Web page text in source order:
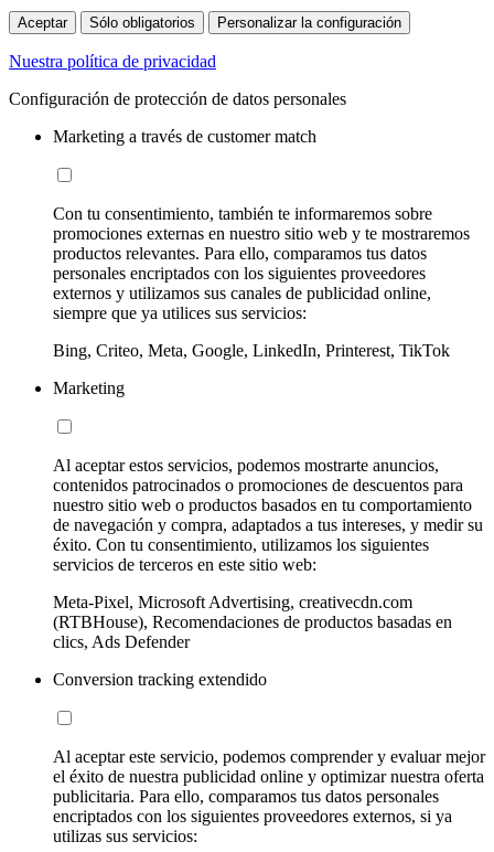
Aceptar Sólo obligatorios Personalizar la configuración
Nuestra política de privacidad
Configuración de protección de datos personales
Marketing a través de customer match
Con tu consentimiento, también te informaremos sobre
promociones externas en nuestro sitio web y te mostraremos
productos relevantes. Para ello, comparamos tus datos
personales encriptados con los siguientes proveedores
externos y utilizamos sus canales de publicidad online,
siempre que ya utilices sus servicios:
Bing, Criteo, Meta, Google, LinkedIn, Printerest, TikTok
Marketing
Al aceptar estos servicios, podemos mostrarte anuncios,
contenidos patrocinados o promociones de descuentos para
nuestro sitio web o productos basados en tu comportamiento
de navegación y compra, adaptados a tus intereses, y medir su
éxito. Con tu consentimiento, utilizamos los siguientes
servicios de terceros en este sitio web:
Meta-Pixel, Microsoft Advertising, creativecdn.com
(RTBHouse), Recomendaciones de productos basadas en
clics, Ads Defender
Conversion tracking extendido
Al aceptar este servicio, podemos comprender y evaluar mejor
el éxito de nuestra publicidad online y optimizar nuestra oferta
publicitaria. Para ello, comparamos tus datos personales
encriptados con los siguientes proveedores externos, si ya
utilizas sus servicios: